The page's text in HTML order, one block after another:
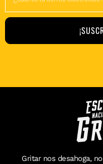
Gritar nos desahoga,